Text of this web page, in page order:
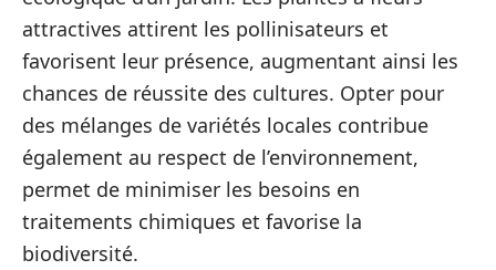
attractives attirent les pollinisateurs et
favorisent leur présence, augmentant ainsi les
chances de réussite des cultures. Opter pour
des mélanges de variétés locales contribue
également au respect de l’environnement,
permet de minimiser les besoins en
traitements chimiques et favorise la
biodiversité.